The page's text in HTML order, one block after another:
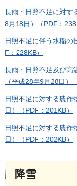
長雨・日照不足に対す
8月18日）（PDF：
日照不足に伴う水稲の
F：228KB）
長雨・日照不足及び高
（平成28年9月28日）
日照不足に対する農作
日）（PDF：201KB）
日照不足に対する農作
日）（PDF：202KB）
降雪